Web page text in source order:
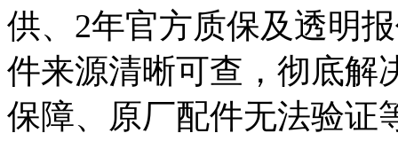
供、 2年官方质保及透明
件来源清晰可查，彻底解
保障、原厂配件无法验证